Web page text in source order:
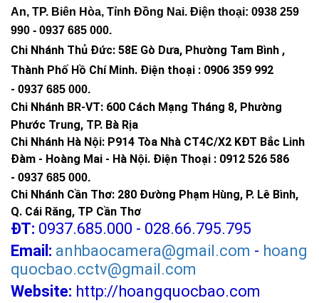
An, TP. Biên Hòa, Tỉnh Đồng Nai. Điện thoại: 0938 259
990 - 0937 685 000.
Chi Nhánh Thủ Đức: 58E Gò Dưa, Phường Tam Bình ,
Thành Phố Hồ Chí Minh. Điện thoại : 0906 359 992
- 0937 685 000.
Chi Nhánh BR-VT: 600 Cách Mạng Tháng 8, Phường
Phước Trung, TP. Bà Rịa
Chi Nhánh Hà Nội: P914 Tòa Nhà CT4C/X2 KĐT Bắc Linh
Đàm - Hoàng Mai - Hà Nội. Điện Thoại : 0912 526 586
- 0937 685 000.
Chi Nhánh Cần Thơ: 280 Đường Phạm Hùng, P. Lê Bình,
Q. Cái Răng, TP Cần Thơ
ĐT: 0937.685.000 - 028.66.795.795
Email: anhbaocamera@gmail.com - hoang
quocbao.cctv@gmail.com
Website: http://hoangquocbao.com